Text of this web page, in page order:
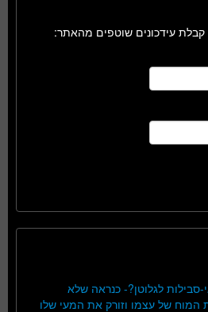
קבלת עידכונים שוטפים מהאתר:
לגלוטן?- כנראה שלא
המוח של עצמו וזורק את המעי שלו